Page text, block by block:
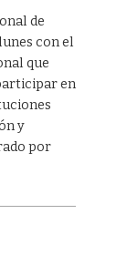
de
con el
que
en
y
por